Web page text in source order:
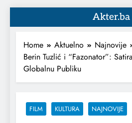
Akter.ba
Home Aktuelno
Najnovije
Berin Tuzlić i “Fazonator”:
Globalnu Publiku
FILM KULTURA NAJNOVIJE